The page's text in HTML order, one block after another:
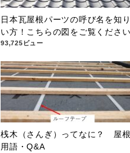
日本瓦屋根パーツの呼び名を知
い方！こちらの図をご覧ください
93,725ビュー
桟木（さんぎ）ってなに？ 屋
用語・Q&A